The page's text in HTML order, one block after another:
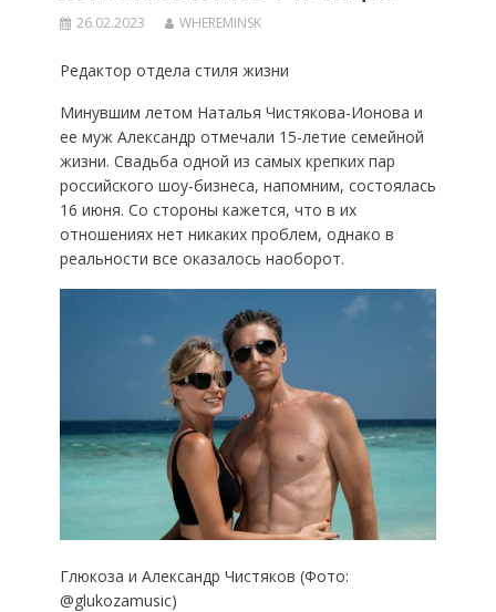
26.02.2023 WHEREMINSK
Редактор отдела стиля жизни
Минувшим летом Наталья Чистякова-Ионова и
ее муж Александр отмечали 15-летие семейной
жизни. Свадьба одной из самых крепких пар
российского шоу-бизнеса, напомним, состоялась
16 июня. Со стороны кажется, что в их
отношениях нет никаких проблем, однако в
реальности все оказалось наоборот.
Глюкоза и Александр Чистяков (Фото:
@glukozamusic)